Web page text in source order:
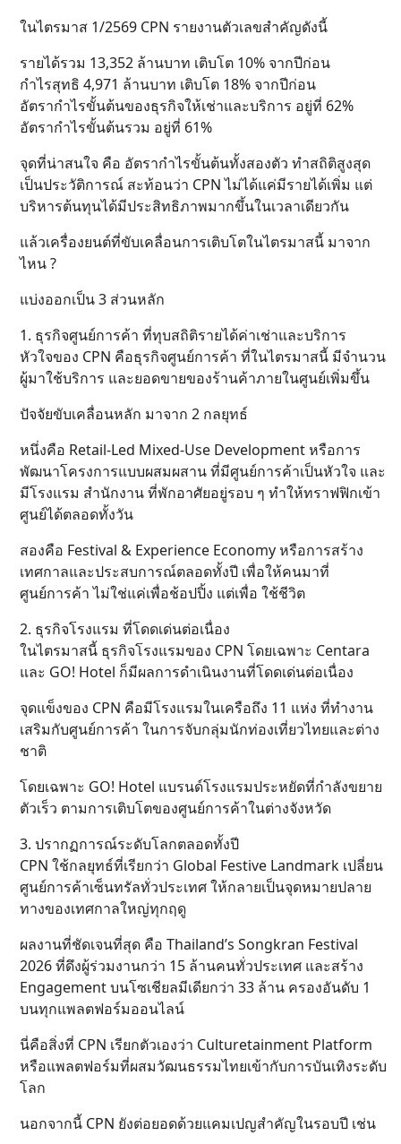
ในไตรมาส 1/2569 CPN รายงานตัวเลขสำคัญดังนี้
รายได้รวม 13,352 ล้านบาท เติบโต 10% จากปีก่อน
กำไรสุทธิ 4,971 ล้านบาท เติบโต 18% จากปีก่อน
อัตรากำไรขั้นต้นของธุรกิจให้เช่าและบริการ อยู่ที่ 62%
อัตรากำไรขั้นต้นรวม อยู่ที่ 61%
จุดที่น่าสนใจ คือ อัตรากำไรขั้นต้นทั้งสองตัว ทำสถิติสูงสุด
เป็นประวัติการณ์ สะท้อนว่า CPN ไม่ได้แค่มีรายได้เพิ่ม แต่
บริหารต้นทุนได้มีประสิทธิภาพมากขึ้นในเวลาเดียวกัน
แล้วเครื่องยนต์ที่ขับเคลื่อนการเติบโตในไตรมาสนี้ มาจาก
ไหน ?
แบ่งออกเป็น 3 ส่วนหลัก
1. ธุรกิจศูนย์การค้า ที่ทุบสถิติรายได้ค่าเช่าและบริการ
หัวใจของ CPN คือธุรกิจศูนย์การค้า ที่ในไตรมาสนี้ มีจำนวน
ผู้มาใช้บริการ และยอดขายของร้านค้าภายในศูนย์เพิ่มขึ้น
ปัจจัยขับเคลื่อนหลัก มาจาก 2 กลยุทธ์
หนึ่งคือ Retail-Led Mixed-Use Development หรือการ
พัฒนาโครงการแบบผสมผสาน ที่มีศูนย์การค้าเป็นหัวใจ และ
มีโรงแรม สำนักงาน ที่พักอาศัยอยู่รอบ ๆ ทำให้ทราฟฟิกเข้า
ศูนย์ได้ตลอดทั้งวัน
สองคือ Festival & Experience Economy หรือการสร้าง
เทศกาลและประสบการณ์ตลอดทั้งปี เพื่อให้คนมาที่
ศูนย์การค้า ไม่ใช่แค่เพื่อช้อปปิ้ง แต่เพื่อ ใช้ชีวิต
2. ธุรกิจโรงแรม ที่โดดเด่นต่อเนื่อง
ในไตรมาสนี้ ธุรกิจโรงแรมของ CPN โดยเฉพาะ Centara
และ GO! Hotel ก็มีผลการดำเนินงานที่โดดเด่นต่อเนื่อง
จุดแข็งของ CPN คือมีโรงแรมในเครือถึง 11 แห่ง ที่ทำงาน
เสริมกับศูนย์การค้า ในการจับกลุ่มนักท่องเที่ยวไทยและต่าง
ชาติ
โดยเฉพาะ GO! Hotel แบรนด์โรงแรมประหยัดที่กำลังขยาย
ตัวเร็ว ตามการเติบโตของศูนย์การค้าในต่างจังหวัด
3. ปรากฏการณ์ระดับโลกตลอดทั้งปี
CPN ใช้กลยุทธ์ที่เรียกว่า Global Festive Landmark เปลี่ยน
ศูนย์การค้าเซ็นทรัลทั่วประเทศ ให้กลายเป็นจุดหมายปลาย
ทางของเทศกาลใหญ่ทุกฤดู
ผลงานที่ชัดเจนที่สุด คือ Thailand’s Songkran Festival
2026 ที่ดึงผู้ร่วมงานกว่า 15 ล้านคนทั่วประเทศ และสร้าง
Engagement บนโซเชียลมีเดียกว่า 33 ล้าน ครองอันดับ 1
บนทุกแพลตฟอร์มออนไลน์
นี่คือสิ่งที่ CPN เรียกตัวเองว่า Culturetainment Platform
หรือแพลตฟอร์มที่ผสมวัฒนธรรมไทยเข้ากับการบันเทิงระดับ
โลก
นอกจากนี้ CPN ยังต่อยอดด้วยแคมเปญสำคัญในรอบปี เช่น